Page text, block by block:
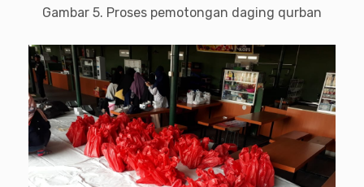
Gambar 5. Proses pemotongan daging qurban